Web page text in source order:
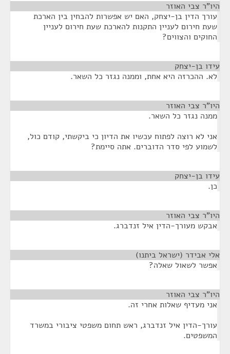
היו"ר צבי האוזר
עורך הדין בן-יצחק, האם יש אפשרות להבחין בין הארכת
שעת חירום לעניין התקנות להארכת שעת חירום לעניין
החוקים והצווים?
עידו בן-יצחק
לא. ההכרזה היא אחת, וממנה נגזר כל השאר.
היו"ר צבי האוזר
ממנה נגזר כל השאר.
אני לא רוצה לפתוח עכשיו את הדיון כי ביקשתי, קודם כול,
לשמוע לפי סדר הדוברים. אתה סיימת?
עידו בן-יצחק
כן.
היו"ר צבי האוזר
אבקש מעורך-הדין איל זנדברג.
אלי אבידר (ישראל ביתנו)
אפשר לשאול שאלה?
היו"ר צבי האוזר
אני מעדיף שאלות אחרי זה.
עורך-הדין איל זנדברג, ראש תחום משפטי ציבורי במשרד
המשפטים.